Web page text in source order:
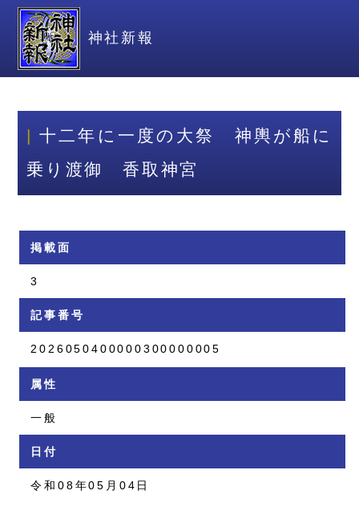
神社新報
十二年に一度の大祭 神輿が船に
乗り渡御 香取神宮
掲載面
3
記事番号
2026050400000300000005
属性
一般
日付
令和08年05月04日